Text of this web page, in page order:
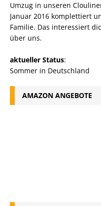
Umzug in unseren
Januar 2016 komplettiert
Familie. Das interessiert
über uns.
aktueller Status:
Sommer in Deutschland
AMAZON ANGEBOTE